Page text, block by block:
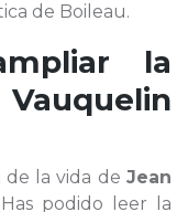
de Boileau.
la
Vauquelin
la vida de Jean
podido leer la